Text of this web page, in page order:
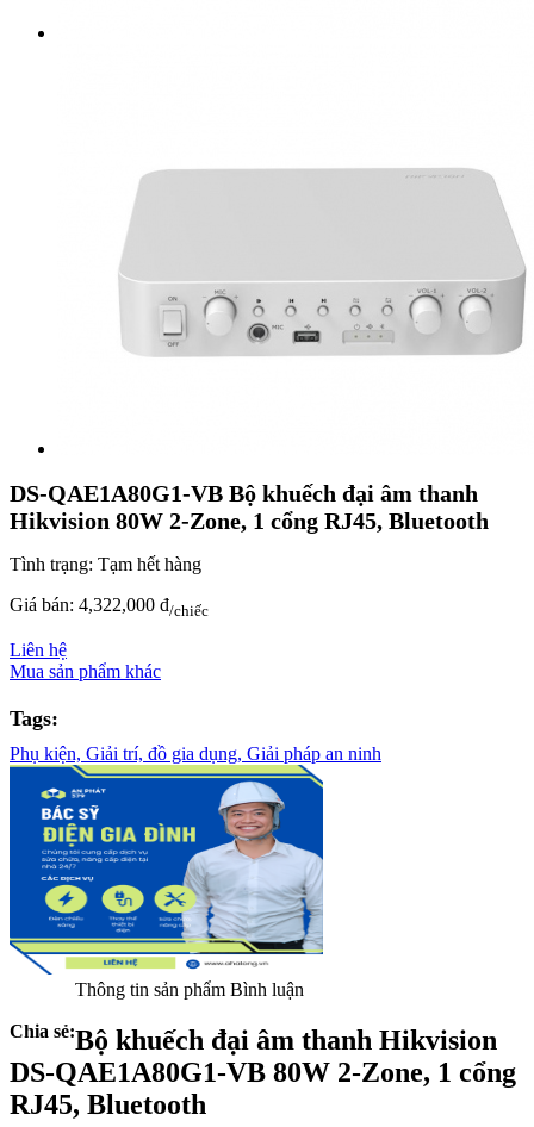
DS-QAE1A80G1-VB Bộ khuếch đại âm thanh
Hikvision 80W 2-Zone, 1 cổng RJ45, Bluetooth
Tình trạng: Tạm hết hàng
Giá bán: 4,322,000 đ/chiếc
Liên hệ
Mua sản phẩm khác
Tags:
Phụ kiện, Giải trí, đồ gia dụng, Giải pháp an ninh
Chia sẻ:
Thông tin sản phẩm Bình luận
Bộ khuếch đại âm thanh Hikvision
DS-QAE1A80G1-VB 80W 2-Zone, 1 cổng
RJ45, Bluetooth